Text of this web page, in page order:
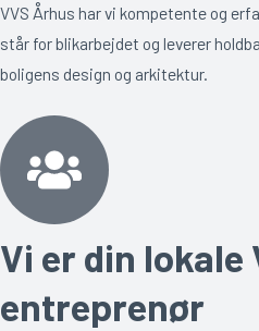
VVS Århus har vi kompetente og
står for blikarbejdet og leverer
boligens design og arkitektur.
Vi er din lokale
entreprenør